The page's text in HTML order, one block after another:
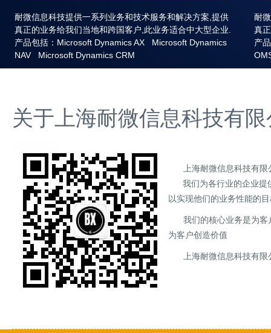
耐微信息科技提供一系列业务和技术服务和解决方案,提供
真正的业务给我们当地和跨国客户,此业务适合中大型企业.
产品包括：Microsoft Dynamics AX Microsoft Dynamics
NAV Microsoft Dynamics CRM
耐
真
产
关于 上海耐微信息科技有
上海耐微信息科技有
我们为各行业的企业提
以实现他们的业务性能的
我们的核心业务是为
为客户创造价值
上海耐微信息科技有